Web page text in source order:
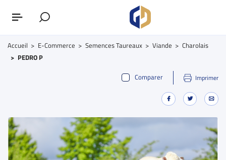
Accueil E-Commerce Semences Taureaux Viande
Charolais
PEDRO P
Comparer
Imprimer